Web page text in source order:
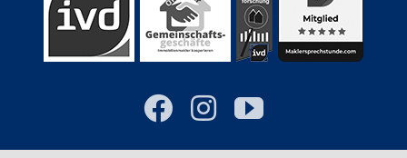
Facebook
Instagram
YouTube